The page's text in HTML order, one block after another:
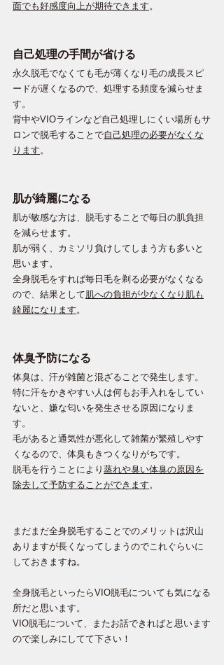
面でも好感度向上が期待できます。
自己処理の手間が省ける
永久脱毛でなくても毛が薄くなり毛の成長スピ
ードが遅くなるので、処理する頻度を減らせま
す。
背中やVIOラインなど自己処理しにくい場所もサ
ロンで脱毛することで自己処理の必要がなくな
ります。
肌が綺麗になる
肌が敏感な方は、脱毛することで毎日の肌負担
を減らせます。
肌が弱く、カミソリ負けしてしまう方も多いと
思います。
全身脱毛をすれば毎日毛を剃る必要がなくなる
ので、結果として肌への負担が少なくなり肌も
綺麗になります。
体臭予防になる
体臭は、汗が雑菌と混ざることで発生します。
特に汗をかきやすい人は何もお手入れをしてい
ないと、嫌な匂いを発生させる原因になりま
す。
毛があると通気性が悪化して雑菌が繁殖しやす
くなるので、体臭もきつくなりがちです。
脱毛を行うことにより 蒸れや臭い体臭の原因を
除去して予防することができます。
まだまだ全身脱毛することでのメリットは沢山
ありますが長くなってしまうのでこれぐらいに
しておきますね。
全身脱毛といったらVIO脱毛についても気になる
所だと思います。
VIO脱毛について、またお話できればと思います
ので楽しみにしてて下さい！